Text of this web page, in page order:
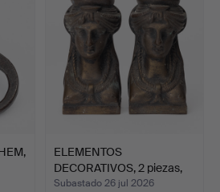
ELEMENTOS
DECORATIVOS, 2 piezas,
bronce, e…
Subastado 26 jul 2026